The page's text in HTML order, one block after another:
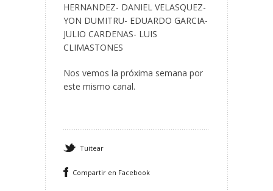
HERNANDEZ- DANIEL VELASQUEZ-
YON DUMITRU- EDUARDO GARCIA-
JULIO CARDENAS- LUIS
CLIMASTONES
Nos vemos la próxima semana por
este mismo canal.
Tuitear
Compartir en Facebook